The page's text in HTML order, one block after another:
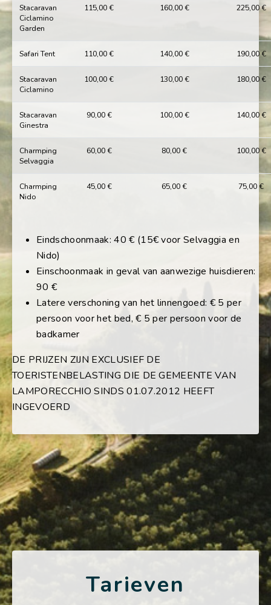
Stacaravan
Ciclamino
Garden
115,00 € 160,00 € 225,00 €
Safari Tent 110,00 € 140,00 € 190,00 €
Stacaravan
Ciclamino
100,00 € 130,00 € 180,00 €
Stacaravan
Ginestra
90,00 € 100,00 € 140,00 €
Charmping
Selvaggia
60,00 € 80,00 € 100,00 €
Charmping
Nido
45,00 € 65,00 € 75,00 €
Eindschoonmaak: 40 € (15€ voor Selvaggia en
Nido)
Einschoonmaak in geval van aanwezige huisdieren:
90 €
Latere verschoning van het linnengoed: € 5 per
persoon voor het bed, € 5 per persoon voor de
badkamer
DE PRIJZEN ZIJN EXCLUSIEF DE
TOERISTENBELASTING DIE DE GEMEENTE VAN
LAMPORECCHIO SINDS 01.07.2012 HEEFT
INGEVOERD
Tarieven